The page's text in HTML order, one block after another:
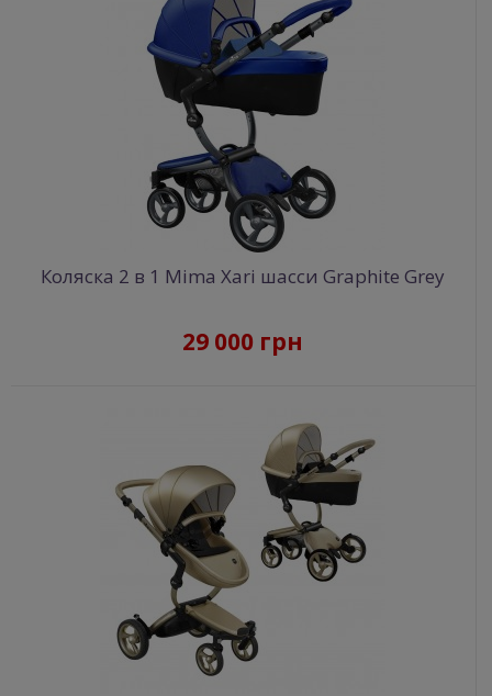
Коляска 2 в 1 Mima Xari шасси Graphite Grey
29 000 грн